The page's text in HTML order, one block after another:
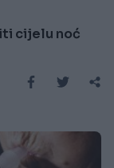
cijelu noć